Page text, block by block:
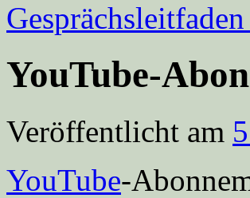
Gesprächsleitfaden
YouTube-
Veröffentlicht am
YouTube-